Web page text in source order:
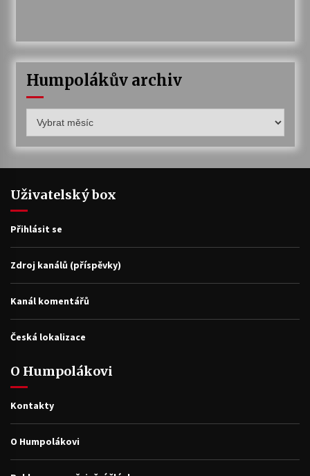
Humpolákův archiv
archiv
Uživatelský box
Přihlásit se
Zdroj kanálů (příspěvky)
Kanál komentářů
Česká lokalizace
O Humpolákovi
Kontakty
O Humpolákovi